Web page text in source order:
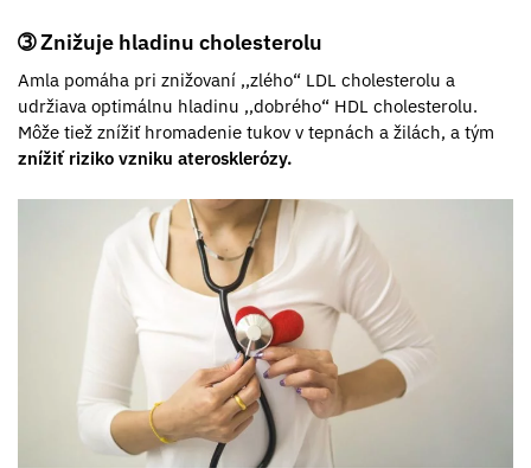
➂ Znižuje hladinu cholesterolu
Amla pomáha pri znižovaní ,,zlého“ LDL cholesterolu a
udržiava optimálnu hladinu ,,dobrého“ HDL cholesterolu.
Môže tiež znížiť hromadenie tukov v tepnách a žilách, a tým
znížiť riziko vzniku aterosklerózy.